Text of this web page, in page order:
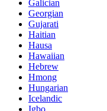
Galician
Georgian
Gujarati
Haitian
Hausa
Hawaiian
Hebrew
Hmong
Hungarian
Icelandic
Igbo